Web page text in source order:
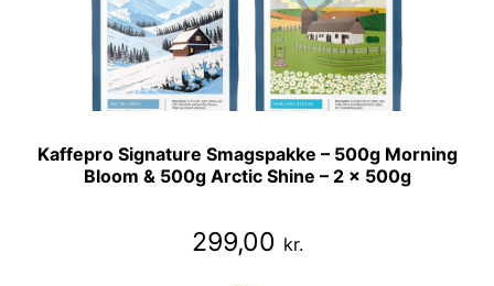
Kaffepro Signature Smagspakke – 500g Morning
Bloom & 500g Arctic Shine – 2 x 500g
299,00 kr.